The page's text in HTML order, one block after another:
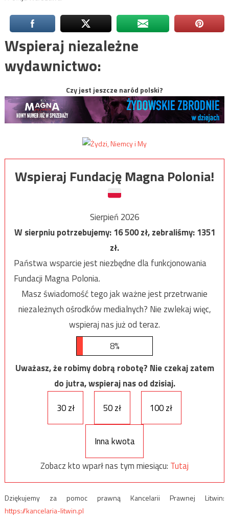
Wspieraj niezależne
wydawnictwo:
Czy jest jeszcze naród polski?
Wspieraj Fundację Magna Polonia!
Sierpień 2026
W sierpniu potrzebujemy:16 500zł, zebraliśmy:1351
zł.
Państwa wsparcie jest niezbędne dla funkcjonowania
Fundacji Magna Polonia.
Masz świadomość tego jak ważne jest przetrwanie
niezależnych ośrodków medialnych? Nie zwlekaj więc,
wspieraj nas już od teraz.
8%
Uważasz, że robimy dobrą robotę? Nie czekaj zatem
do jutra, wspieraj nas od dzisiaj.
30 zł
50 zł 100 zł
Inna kwota
Zobacz kto wparł nas tym miesiącu: Tutaj
Dziękujemy za pomoc prawną Kancelarii Prawnej Litwin:
https://kancelaria-litwin.pl